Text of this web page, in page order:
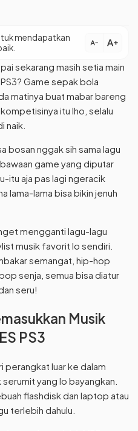
mendapatkan
text_decrease text_increase
sekarang masih setia main
Game sepak bola
matinya buat mabar bareng
itu lho, selalu
naik.
bosan nggak sih sama lagu
game yang diputar
itu aja pas lagi ngeracik
lama-lama bisa bikin jenuh
mengganti lagu-lagu
musik favorit lo sendiri.
semangat, hip-hop
senja, semua bisa diatur
seru!
Musik
PS3
perangkat luar ke dalam
yang lo bayangkan.
flashdisk dan laptop atau
terlebih dahulu.